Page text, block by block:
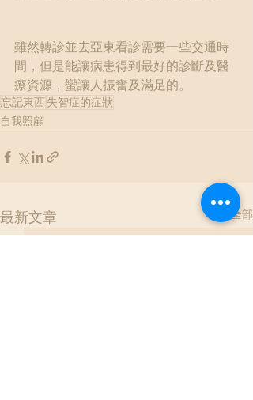
雖然轉診並去亞東看診需要一些交通時
間，但是能讓病患得到最好的診斷及醫
療資源，蠻讓人振奮及滿足的。
忘記東西失智症的症狀
自我照顧
最新文章 查看全部